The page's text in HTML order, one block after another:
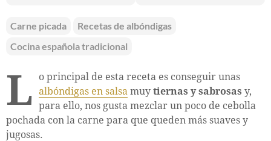
Carne picada
Recetas de albóndigas
Cocina española tradicional
L
o principal de esta receta es conseguir unas
albóndigas en salsa muy tiernas y sabrosas y,
para ello, nos gusta mezclar un poco de cebolla
pochada con la carne para que queden más suaves y
jugosas.